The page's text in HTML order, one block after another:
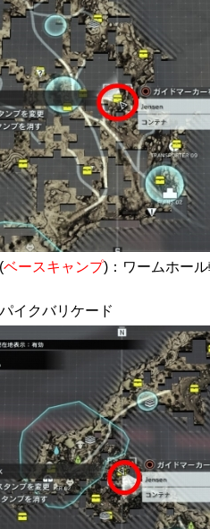
ベースキャンプ)：ワームホー
パイクバリケード